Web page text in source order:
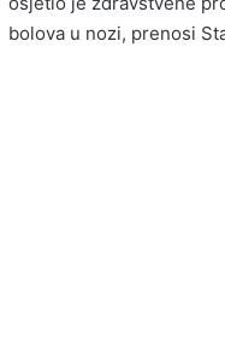
bolova u nozi, prenosi